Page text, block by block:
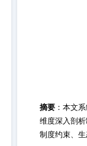
摘要：本文
维度深入剖
制度约束、